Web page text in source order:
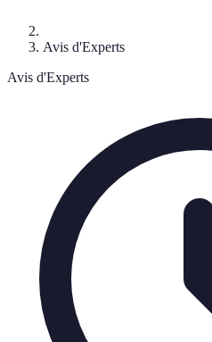
Avis d'Experts
Avis d'Experts